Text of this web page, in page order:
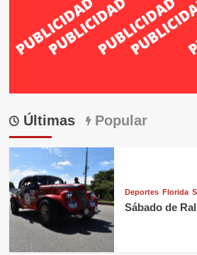
Últimas Popular
Deportes Florida
Sábado de